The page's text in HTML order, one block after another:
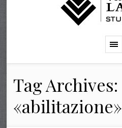
Tag Archives:
«abilitazione»